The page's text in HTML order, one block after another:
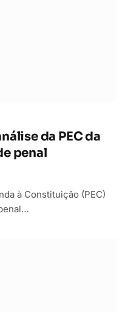
da PEC da
penal
à Constituição (PEC)